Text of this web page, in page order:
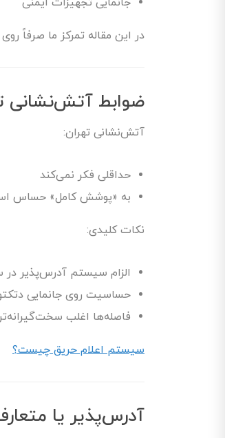
در این مقاله تمرکز ما صرفاً روی
ضوابط آتش‌نشانی
آتش‌نشانی تهران:
حداقلی فکر نمی‌کند
به «پوشش کامل» حساس
نکات کلیدی:
الزام سیستم آدرس‌پذیر
حساسیت روی جانمایی
فاصله‌ها اغلب
سیستم اعلام حریق چیست؟
آدرس‌پذیر یا